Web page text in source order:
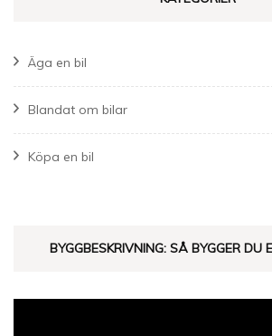
Äga en bil
Blandat om bilar
Köpa en bil
BYGGBESKRIVNING: SÅ BYGGER DU